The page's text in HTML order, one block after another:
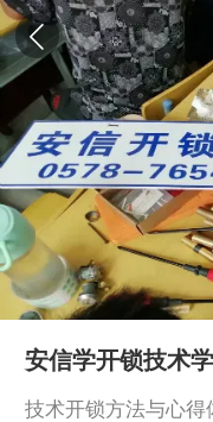
安信学开锁技术
技术开锁方法与心得